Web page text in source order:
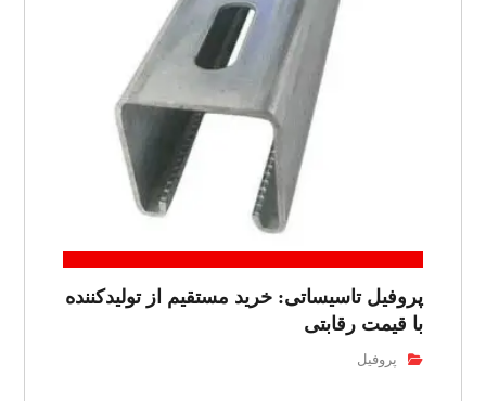
پروفیل تاسیساتی: خرید مستقیم از تولیدکننده
با قیمت رقابتی
پروفیل